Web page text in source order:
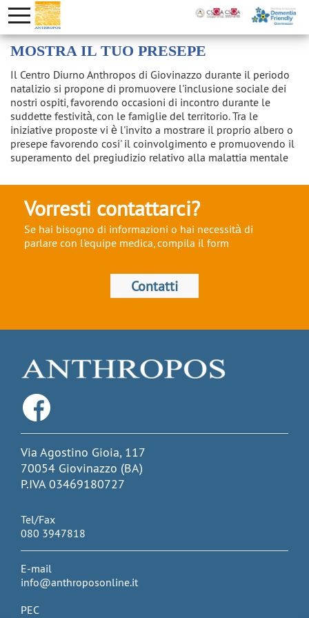
MOSTRA IL TUO PRESEPE
Il Centro Diurno Anthropos di Giovinazzo durante il periodo
natalizio si propone di promuovere l'inclusione sociale dei
nostri ospiti, favorendo occasioni di incontro durante le
suddette festività, con le famiglie del territorio. Tra le
iniziative proposte vi è l'invito a mostrare il proprio albero o
presepe favorendo cosi' il coinvolgimento e promuovendo il
superamento del pregiudizio relativo alla malattia mentale
Vorresti contattarci?
Se hai bisogno di informazioni o hai necessità di
parlare con l'equipe medica, compila il form
Contatti
Via Agostino Gioia, 117
70054 Giovinazzo (BA)
P.IVA 03469180727
Tel/Fax
080 3947818
E-mail
info@anthroposonline.it
PEC